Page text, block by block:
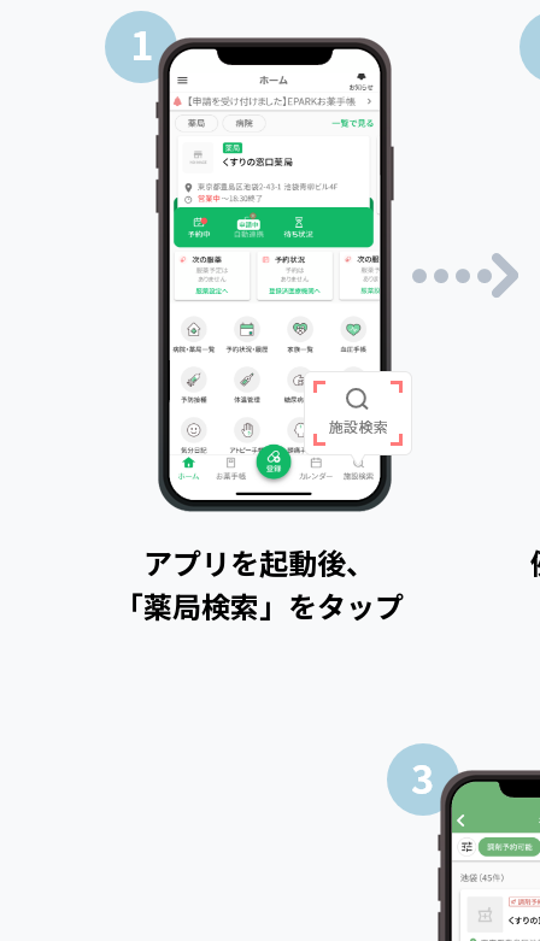
アプリを起動後、
「薬局検索」をタップ